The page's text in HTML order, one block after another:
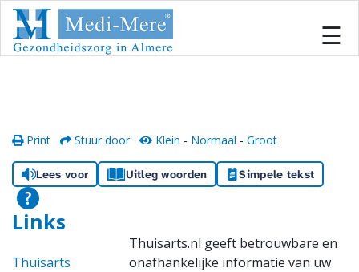
×
Informatiecentrum
☰
Print Stuur door Klein - Normaal - Groot
Lees voor Uitleg woorden Simpele tekst
Links
Thuisarts
Thuisarts.nl geeft betrouwbare en
onafhankelijke informatie van uw